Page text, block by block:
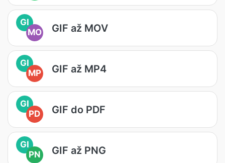
GI
MO
GIF až MOV
GI
MP
GIF až MP4
GI
PD
GIF do PDF
GI
PN
GIF až PNG